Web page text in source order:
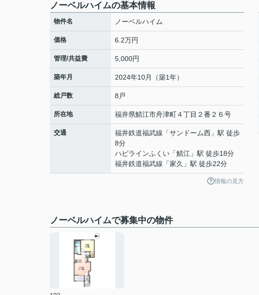
ノーベルハイムの基本情報
物件名 ノーベルハイム
価格 6.2万円
管理/共益費 5,000円
築年月 2024年10月（築1年）
総戸数 8戸
所在地 福井県鯖江市舟津町４丁目２番２６号
交通 福井鉄道福武線 「サンドーム西 」駅 徒歩
8分
ハピラインふくい 「鯖江 」駅 徒歩18分
福井鉄道福武線 「家久 」駅 徒歩22分
情報の見方
ノーベルハイムで募集中の物件